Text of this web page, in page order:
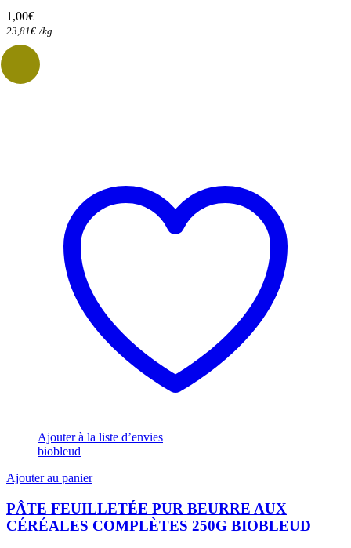
1,00€
23,81€ /kg
Ajouter à la liste d’envies
biobleud
Ajouter au panier
PÂTE FEUILLETÉE PUR BEURRE AUX
CÉRÉALES COMPLÈTES 250G BIOBLEUD